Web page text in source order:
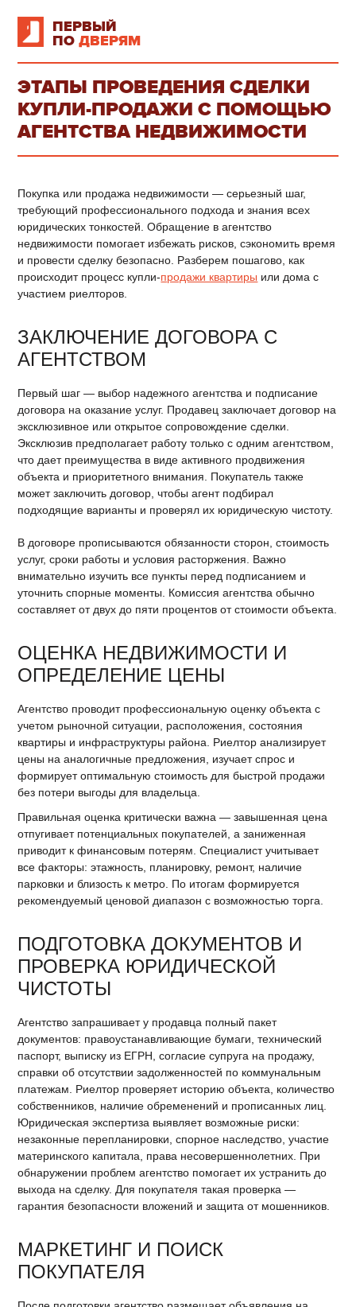
ПЕРВЫЙ
ПО ДВЕРЯМ
ЭТАПЫ ПРОВЕДЕНИЯ СДЕЛКИ
КУПЛИ-ПРОДАЖИ С ПОМОЩЬЮ
АГЕНТСТВА НЕДВИЖИМОСТИ
Покупка или продажа недвижимости — серьезный шаг,
требующий профессионального подхода и знания всех
юридических тонкостей. Обращение в агентство
недвижимости помогает избежать рисков, сэкономить время
и провести сделку безопасно. Разберем пошагово, как
происходит процесс купли-продажи квартиры или дома с
участием риелторов.
ЗАКЛЮЧЕНИЕ ДОГОВОРА С
АГЕНТСТВОМ
Первый шаг — выбор надежного агентства и подписание
договора на оказание услуг. Продавец заключает договор на
эксклюзивное или открытое сопровождение сделки.
Эксклюзив предполагает работу только с одним агентством,
что дает преимущества в виде активного продвижения
объекта и приоритетного внимания. Покупатель также
может заключить договор, чтобы агент подбирал
подходящие варианты и проверял их юридическую чистоту.
В договоре прописываются обязанности сторон, стоимость
услуг, сроки работы и условия расторжения. Важно
внимательно изучить все пункты перед подписанием и
уточнить спорные моменты. Комиссия агентства обычно
составляет от двух до пяти процентов от стоимости объекта.
ОЦЕНКА НЕДВИЖИМОСТИ И
ОПРЕДЕЛЕНИЕ ЦЕНЫ
Агентство проводит профессиональную оценку объекта с
учетом рыночной ситуации, расположения, состояния
квартиры и инфраструктуры района. Риелтор анализирует
цены на аналогичные предложения, изучает спрос и
формирует оптимальную стоимость для быстрой продажи
без потери выгоды для владельца.
Правильная оценка критически важна — завышенная цена
отпугивает потенциальных покупателей, а заниженная
приводит к финансовым потерям. Специалист учитывает
все факторы: этажность, планировку, ремонт, наличие
парковки и близость к метро. По итогам формируется
рекомендуемый ценовой диапазон с возможностью торга.
ПОДГОТОВКА ДОКУМЕНТОВ И
ПРОВЕРКА ЮРИДИЧЕСКОЙ
ЧИСТОТЫ
Агентство запрашивает у продавца полный пакет
документов: правоустанавливающие бумаги, технический
паспорт, выписку из ЕГРН, согласие супруга на продажу,
справки об отсутствии задолженностей по коммунальным
платежам. Риелтор проверяет историю объекта, количество
собственников, наличие обременений и прописанных лиц.
Юридическая экспертиза выявляет возможные риски:
незаконные перепланировки, спорное наследство, участие
материнского капитала, права несовершеннолетних. При
обнаружении проблем агентство помогает их устранить до
выхода на сделку. Для покупателя такая проверка —
гарантия безопасности вложений и защита от мошенников.
МАРКЕТИНГ И ПОИСК
ПОКУПАТЕЛЯ